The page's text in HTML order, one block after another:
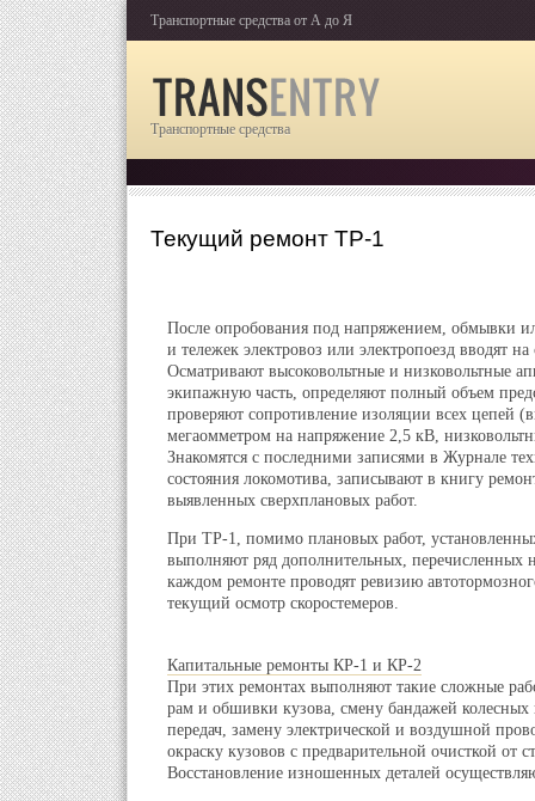
Транспортные средства от А до Я
Транспортные средства
Текущий ремонт ТР-1
После опробования под напряжением, обмывки
и тележек электровоз или электропоезд вводят
Осматривают высоковольтные и низковольтные
экипажную часть, определяют полный объем
проверяют сопротивление изоляции всех цепей
мегаомметром на напряжение 2,5 кВ,
Знакомятся с последними записями в Журнале
состояния локомотива, записывают в книгу
выявленных сверхплановых работ.
При ТР-1, помимо плановых работ,
выполняют ряд дополнительных, перечисленных
каждом ремонте проводят ревизию
текущий осмотр скоростемеров.
Капитальные ремонты КР-1 и КР-2
При этих ремонтах выполняют такие сложные
рам и обшивки кузова, смену бандажей колесных
передач, замену электрической и воздушной
окраску кузовов с предварительной очисткой от
Восстановление изношенных деталей